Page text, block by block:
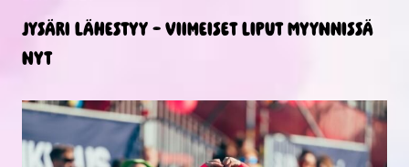
Jysäri lähestyy – viimeiset liput myynnissä
nyt